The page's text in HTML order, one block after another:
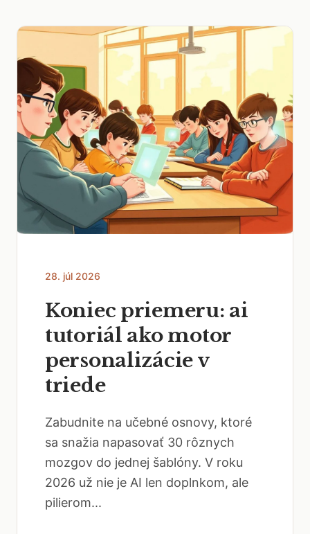
28. júl 2026
Koniec priemeru: ai
tutoriál ako motor
personalizácie v
triede
Zabudnite na učebné osnovy, ktoré
sa snažia napasovať 30 rôznych
mozgov do jednej šablóny. V roku
2026 už nie je AI len doplnkom, ale
pilierom...